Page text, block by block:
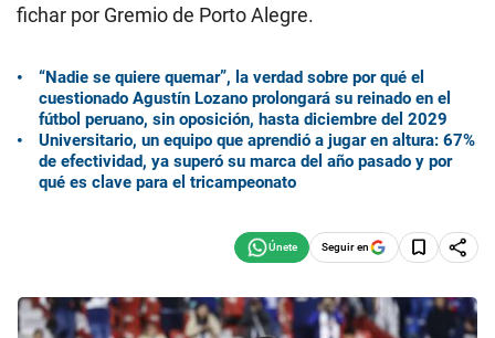
fichar por Gremio de Porto Alegre.
“Nadie se quiere quemar”, la verdad sobre por qué el
cuestionado Agustín Lozano prolongará su reinado en el
fútbol peruano, sin oposición, hasta diciembre del 2029
Universitario, un equipo que aprendió a jugar en altura: 67%
de efectividad, ya superó su marca del año pasado y por
qué es clave para el tricampeonato
Seguir en